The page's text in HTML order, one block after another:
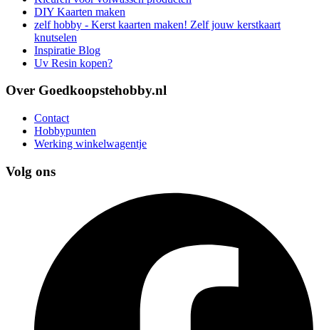
DIY Kaarten maken
zelf hobby - Kerst kaarten maken! Zelf jouw kerstkaart
knutselen
Inspiratie Blog
Uv Resin kopen?
Over Goedkoopstehobby.nl
Contact
Hobbypunten
Werking winkelwagentje
Volg ons